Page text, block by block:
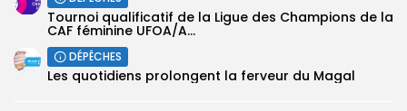
‎Tournoi qualificatif de la Ligue des Champions de la
CAF féminine UFOA/A...
DÉPÊCHES
Les quotidiens prolongent la ferveur du Magal